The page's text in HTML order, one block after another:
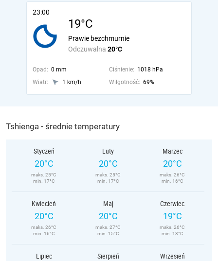
23:00
19°C
Odczuwalna 20°C
Prawie bezchmurnie
Opad: 0 mm Ciśnienie: 1018 hPa
Wiatr:
1 km/h Wilgotność: 69%
Tshienga - średnie temperatury
Styczeń
20°C
maks. 25°C
min. 17°C
Luty
20°C
maks. 25°C
min. 17°C
Marzec
20°C
maks. 26°C
min. 16°C
Kwiecień
20°C
maks. 26°C
min. 16°C
Maj
20°C
maks. 27°C
min. 15°C
Czerwiec
19°C
maks. 26°C
min. 13°C
Lipiec Sierpień Wrzesień